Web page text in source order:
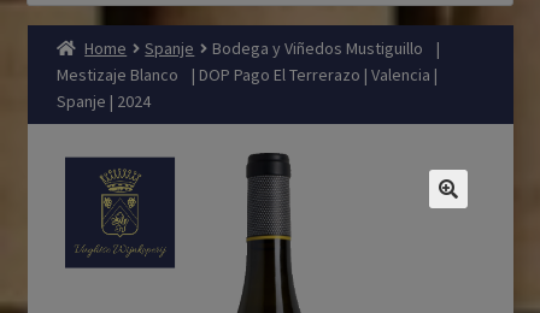
Home Spanje
Bodega y Viñedos Mustiguillo |
Mestizaje Blanco | DOP Pago El Terrerazo | Valencia |
Spanje | 2024